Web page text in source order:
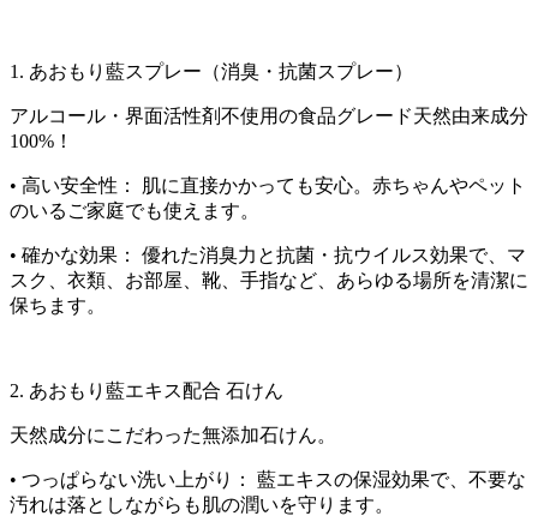
1. あおもり藍スプレー（消臭・抗菌スプレー）
アルコール・界面活性剤不使用の食品グレード天然由来成分
100%！
• 高い安全性： 肌に直接かかっても安心。赤ちゃんやペット
のいるご家庭でも使えます。
• 確かな効果： 優れた消臭力と抗菌・抗ウイルス効果で、マ
スク、衣類、お部屋、靴、手指など、あらゆる場所を清潔に
保ちます。
2. あおもり藍エキス配合 石けん
天然成分にこだわった無添加石けん。
• つっぱらない洗い上がり： 藍エキスの保湿効果で、不要な
汚れは落としながらも肌の潤いを守ります。